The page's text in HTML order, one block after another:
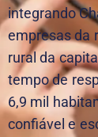
integrando
empresas da
rural da
tempo de
6,9 mil
confiável e